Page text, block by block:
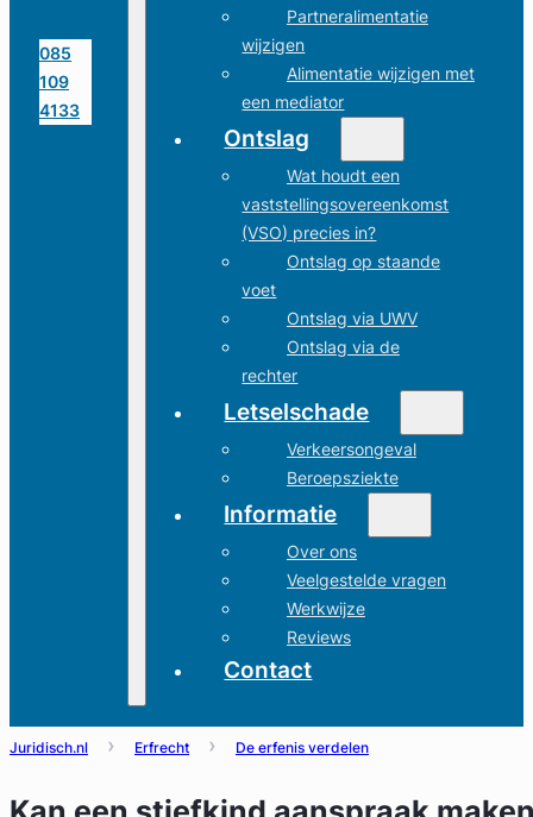
085
109
4133
Partneralimentatie
wijzigen
Alimentatie wijzigen met
een mediator
Ontslag
Wat houdt een
vaststellingsovereenkomst
(VSO) precies in?
Ontslag op staande
voet
Ontslag via UWV
Ontslag via de
rechter
Letselschade
Verkeersongeval
Beroepsziekte
Informatie
Over ons
Veelgestelde vragen
Werkwijze
Reviews
Contact
Juridisch.nl Erfrecht De erfenis verdelen